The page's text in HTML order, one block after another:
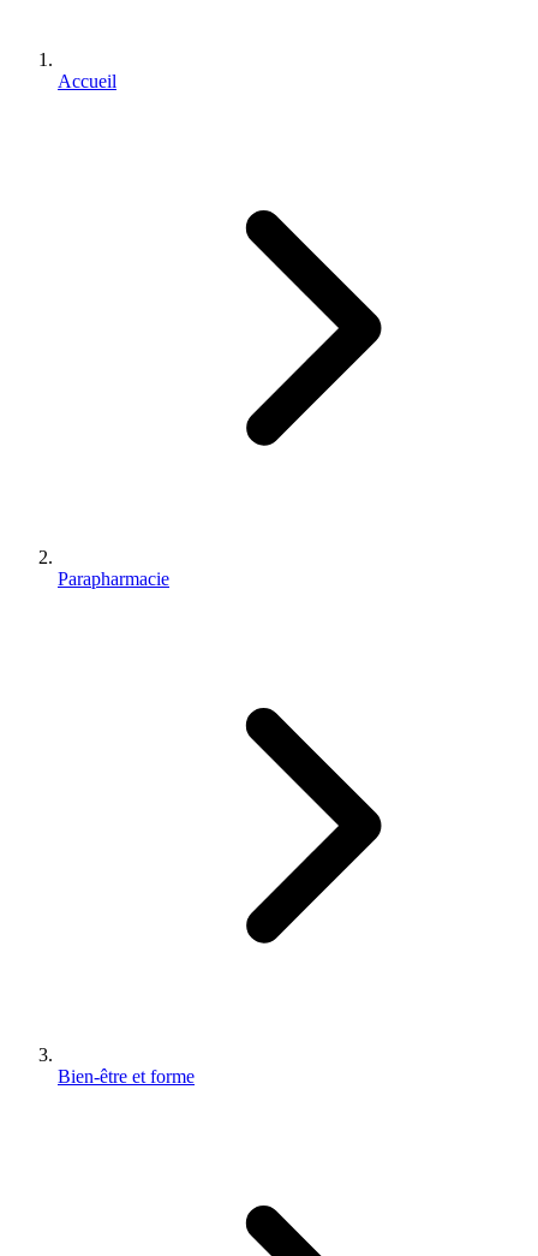
Accueil
Parapharmacie
Bien-être et forme